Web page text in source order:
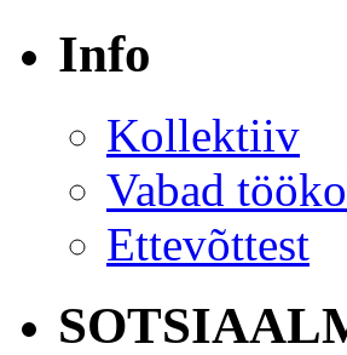
Info
Kollektiiv
Vabad
Ettevõttest